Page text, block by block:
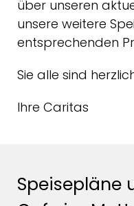
über unseren
unsere weitere
entsprechenden
Sie alle sind
Ihre Caritas
Speisepläne